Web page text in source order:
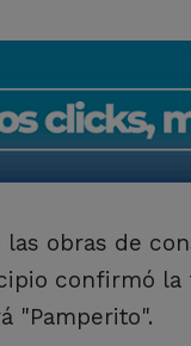
obras de
confirmó
"Pamperito".